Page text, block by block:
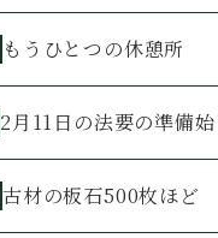
もうひとつの休憩所
2月11日の法要の準備
古材の板石500枚ほど